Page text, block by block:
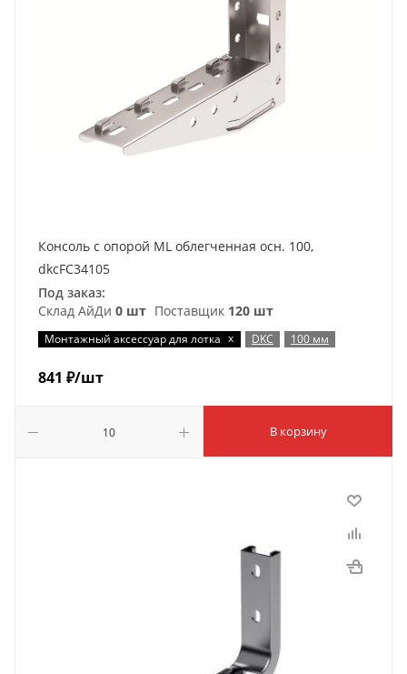
Консоль с опорой ML облегченная осн. 100,
dkcFC34105
Под заказ:
Склад АйДи 0 шт Поставщик 120 шт
Монтажный аксессуар для лотка x DKC 100 мм
841 ₽/шт
В корзину